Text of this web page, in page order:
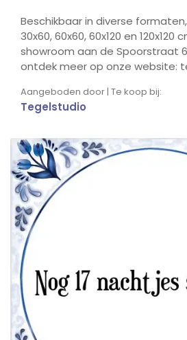
Beschikbaar in diverse
30x60, 60x60, 60x120 en 120x120
showroom aan de Spoorstraat
ontdek meer op onze website:
Aangeboden door | Te koop bij:
Tegelstudio